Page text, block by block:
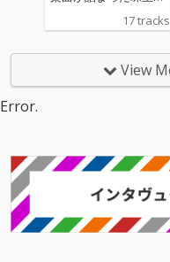
アルバム。ゲーム未収
録の楽曲や、聴き応え
17 tracks
View
Error.